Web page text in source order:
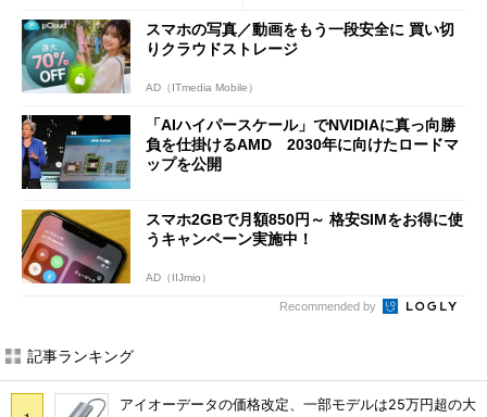
スマホの写真／動画をもう一段安全に 買い切
りクラウドストレージ
AD（ITmedia Mobile）
「AIハイパースケール」でNVIDIAに真っ向勝
負を仕掛けるAMD 2030年に向けたロードマ
ップを公開
スマホ2GBで月額850円～ 格安SIMをお得に使
うキャンペーン実施中！
AD（IIJmio）
Recommended by
記事ランキング
アイオーデータの価格改定、一部モデルは25万円超の大